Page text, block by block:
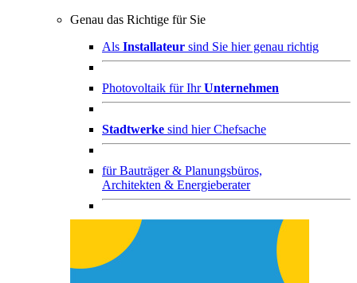
Genau das Richtige für Sie
Als Installateur sind Sie hier genau richtig
Photovoltaik für IhrUnternehmen
Stadtwerke sind hier Chefsache
fürBauträger & Planungsbüros,
Architekten & Energieberater